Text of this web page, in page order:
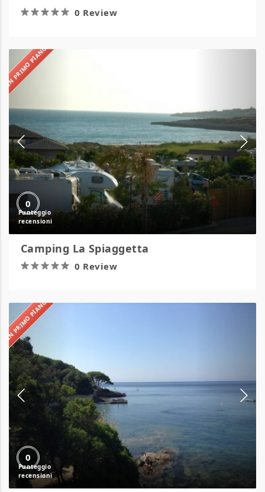
0 Review
IN PRIMO PIANO
0
Camping La Spiaggetta
0 Review
IN PRIMO PIANO
0